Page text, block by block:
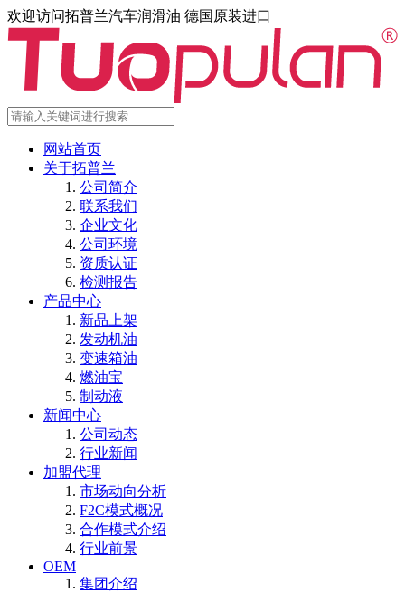
欢迎访问拓普兰汽车润滑油 德国原装进口
网站首页
关于拓普兰
公司简介
联系我们
企业文化
公司环境
资质认证
检测报告
产品中心
新品上架
发动机油
变速箱油
燃油宝
制动液
新闻中心
公司动态
行业新闻
加盟代理
市场动向分析
F2C模式概况
合作模式介绍
行业前景
OEM
集团介绍